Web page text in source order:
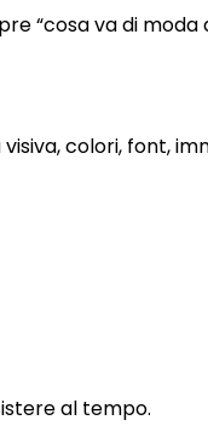
“cosa va di moda
colori, font,
al tempo.